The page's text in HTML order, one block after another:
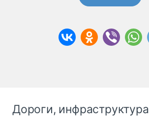
Дороги, инфраструктура